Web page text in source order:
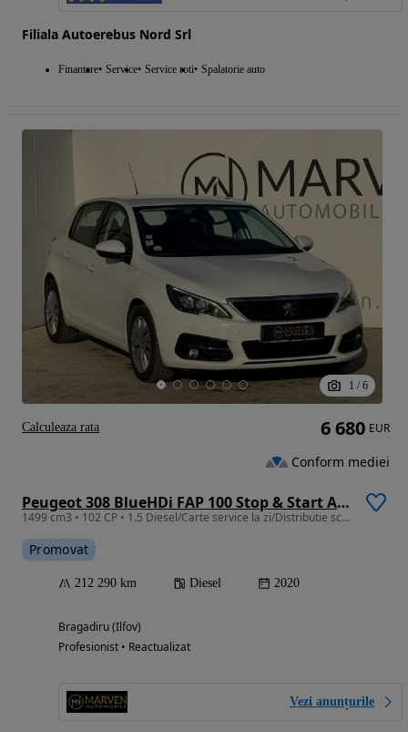
Filiala Autoerebus Nord Srl
Finantare Service Service roti Spalatorie auto
1 / 6
Peugeot 308 BlueHDi FAP 100 Stop & Start Active
1499 cm3 • 102 CP • 1.5 Diesel/Carte service la zi/Distributie schimbata/Rate/Credit/TVA
Promovat
212 290 km Diesel 2020
Bragadiru (Ilfov)
Profesionist • Reactualizat
Vezi anunțurile
6 680 EUR
Conform mediei
Calculeaza rata